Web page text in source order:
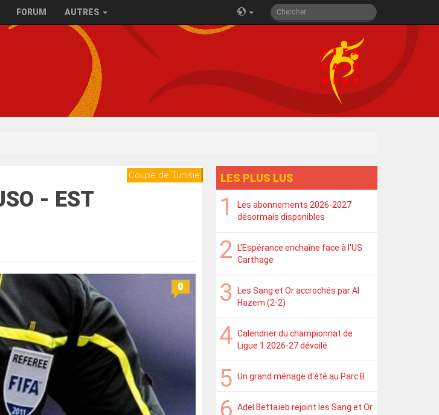
FORUM AUTRES
Coupe de Tunisie
- EST
0
LES PLUS LUS
Les abonnements 2026-2027
désormais disponibles
L'Espérance enchaîne face à l'US
Carthage
Les Sang et Or accrochés par Al
Hazem (2-2)
Calendrier du championnat de
Ligue 1 2026-27 dévoilé
Un grand ménage d'été au Parc B
Adel Bettaïeb rejoint les Sang et Or